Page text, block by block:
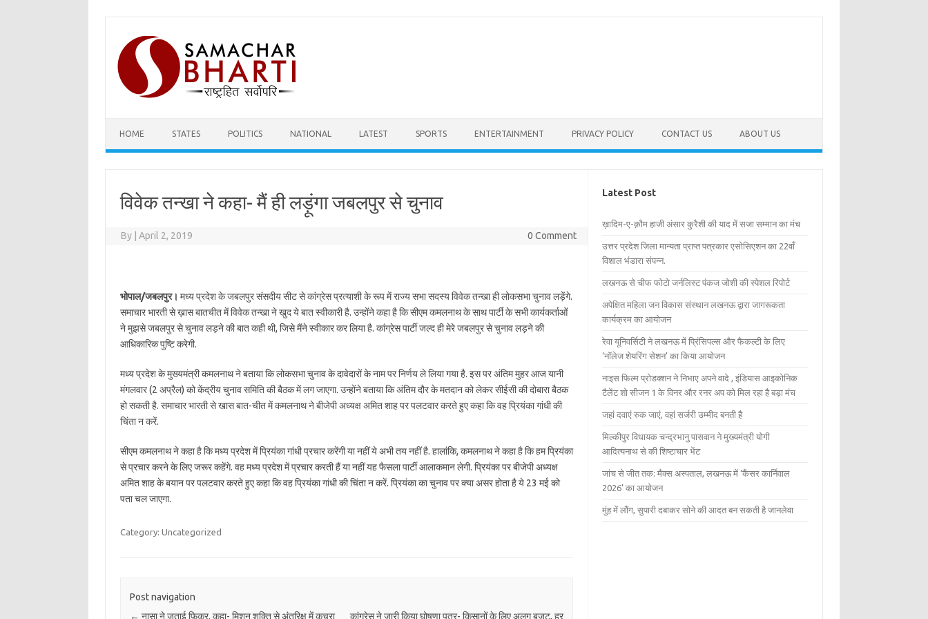
content
HOME STATES POLITICS NATIONAL LATEST SPORTS ENTERTAINMENT PRIVACY POLICY CONTACT US ABOUT US
विवेक तन्खा ने कहा- मैं ही लड़ूंगा जबलपुर से चुनाव
By April 2, 2019 0 Comment
भोपाल/जबलपुर। मध्य प्रदेश के जबलपुर संसदीय सीट से कांग्रेस प्रत्याशी के रूप में राज्य सभा सदस्य विवेक तन्खा ही लोकसभा चुनाव लड़ेंगे.
समाचार भारती से ख़ास बातचीत में विवेक तन्खा ने खुद ये बात स्वीकारी है. उन्होंने कहा है कि सीएम कमलनाथ के साथ पार्टी के सभी कार्यकर्ताओं
ने मुझसे जबलपुर से चुनाव लड़ने की बात कही थी, जिसे मैंने स्वीकार कर लिया है. कांग्रेस पार्टी जल्द ही मेरे जबलपुर से चुनाव लड़ने की
आधिकारिक पुष्टि करेगी.
मध्य प्रदेश के मुख्यमंत्री कमलनाथ ने बताया कि लोकसभा चुनाव के दावेदारों के नाम पर निर्णय ले लिया गया है. इस पर अंतिम मुहर आज यानी
मंगलवार (2 अप्रैल) को केंद्रीय चुनाव समिति की बैठक में लग जाएगा. उन्होंने बताया कि अंतिम दौर के मतदान को लेकर सीईसी की दोबारा बैठक
हो सकती है. समाचार भारती से खास बात-चीत में कमलनाथ ने बीजेपी अध्यक्ष अमित शाह पर पलटवार करते हुए कहा कि वह प्रियंका गांधी की
चिंता न करें.
सीएम कमलनाथ ने कहा है कि मध्य प्रदेश में प्रियंका गांधी प्रचार करेंगी या नहीं ये अभी तय नहीं है. हालांकि, कमलनाथ ने कहा है कि हम प्रियंका
से प्रचार करने के लिए जरूर कहेंगे. वह मध्य प्रदेश में प्रचार करती हैं या नहीं यह फैसला पार्टी आलाकमान लेगी. प्रियंका पर बीजेपी अध्यक्ष
अमित शाह के बयान पर पलटवार करते हुए कहा कि वह प्रियंका गांधी की चिंता न करें. प्रियंका का चुनाव पर क्या असर होता है ये 23 मई को
पता चल जाएगा.
Category: Uncategorized
Post navigation
← नासा ने जताई फ़िक्र, कहा- मिशन शक्ति से अंतरिक्ष में कचरा कांग्रेस ने जारी किया घोषणा पत्र- किसानों के लिए अलग बजट, हर
Latest Post
ख़ादिम-ए-क़ौम हाजी अंसार कुरैशी की याद में सजा सम्मान का मंच
उत्तर प्रदेश जिला मान्यता प्राप्त पत्रकार एसोसिएशन का 22वाँ
विशाल भंडारा संपन्न.
लखनऊ से चीफ फोटो जर्नलिस्ट पंकज जोशी की स्पेशल रिपोर्ट
अपेक्षित महिला जन विकास संस्थान लखनऊ द्वारा जागरूकता
कार्यक्रम का आयोजन
रेवा यूनिवर्सिटी ने लखनऊ में प्रिंसिपल्स और फैकल्टी के लिए
‘नॉलेज शेयरिंग सेशन’ का किया आयोजन
नाइस फिल्म प्रोडक्शन ने निभाए अपने वादे , इंडियास आइकोनिक
टैलेंट शो सीजन 1 के विनर और रनर अप को मिल रहा है बड़ा मंच
जहां दवाएं रुक जाएं, वहां सर्जरी उम्मीद बनती है
मिल्कीपुर विधायक चन्द्रभानु पासवान ने मुख्यमंत्री योगी
आदित्यनाथ से की शिष्टाचार भेंट
जांच से जीत तक: मैक्स अस्पताल, लखनऊ में ‘कैंसर कार्निवाल
2026’ का आयोजन
मुंह में लौंग, सुपारी दबाकर सोने की आदत बन सकती है जानलेवा